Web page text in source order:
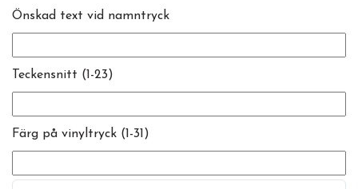
Önskad text vid namntryck
Teckensnitt (1-23)
Färg på vinyltryck (1-31)